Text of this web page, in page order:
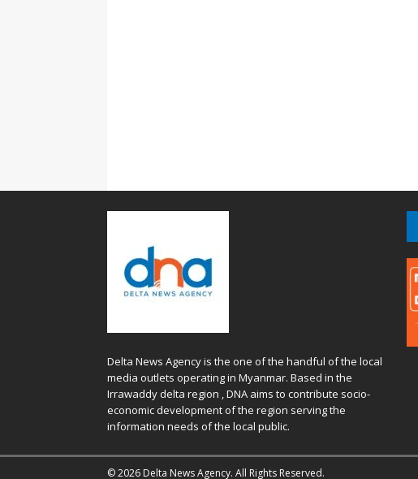
Delta News Agency is the one of the handful of the local
media outlets operating in Myanmar. Based in the
Irrawaddy delta region , DNA aims to contribute socio-
economic development of the region serving the
information needs of the local public.
© 2026 Delta News Agency. All Rights Reserved.